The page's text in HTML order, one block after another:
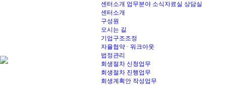
센터소개 업무분야 소식자료실 상담실
센터소개
구성원
오시는 길
기업구조조정
자율협약 · 워크아웃
법정관리
회생절차 신청업무
회생절차 진행업무
회생계획안 작성업무